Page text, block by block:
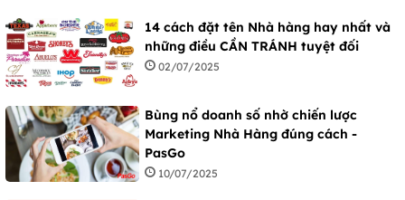
14 cách đặt tên Nhà hàng hay nhất và
những điều CẦN TRÁNH tuyệt đối
02/07/2025
Bùng nổ doanh số nhờ chiến lược
Marketing Nhà Hàng đúng cách -
PasGo
10/07/2025